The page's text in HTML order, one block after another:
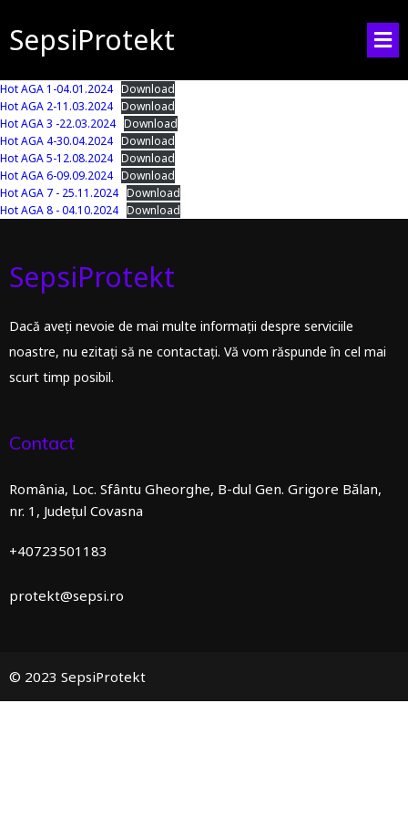
SepsiProtekt
Hot AGA 1-04.01.2024 Download
Hot AGA 2-11.03.2024 Download
Hot AGA 3 -22.03.2024 Download
Hot AGA 4-30.04.2024 Download
Hot AGA 5-12.08.2024 Download
Hot AGA 6-09.09.2024 Download
Hot AGA 7 - 25.11.2024 Download
Hot AGA 8 - 04.10.2024 Download
SepsiProtekt
Dacă aveți nevoie de mai multe informații despre serviciile
noastre, nu ezitați să ne contactați. Vă vom răspunde în cel mai
scurt timp posibil.
Contact
România, Loc. Sfântu Gheorghe, B-dul Gen. Grigore Bălan,
nr. 1, Județul Covasna
+40723501183
protekt@sepsi.ro
© 2023 SepsiProtekt